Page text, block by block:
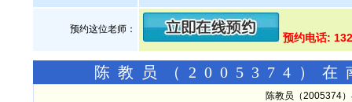
预约这位老师：
预约电话:
陈教员（2005374）在
陈教员（2005374